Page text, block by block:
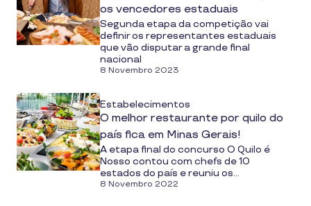
os vencedores estaduais
Segunda etapa da competição vai
definir os representantes estaduais
que vão disputar a grande final
nacional
8 Novembro 2023
Estabelecimentos
O melhor restaurante por quilo do
país fica em Minas Gerais!
A etapa final do concurso O Quilo é
Nosso contou com chefs de 10
estados do país e reuniu os...
8 Novembro 2022